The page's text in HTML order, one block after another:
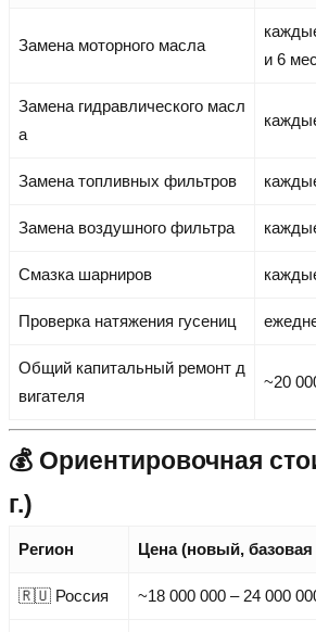
Замена моторного масла
и 6
Замена гидравлического масл
а
Замена топливных фильтров
Замена воздушного фильтра
Смазка шарниров
Проверка натяжения гусениц
Общий капитальный ремонт д
вигателя
~20
💰 Ориентировочная
г.)
Регион Цена (новый,
🇷🇺 Россия ~18 000 000 – 24 000